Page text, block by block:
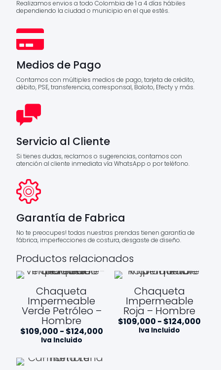
Realizamos envios a todo Colombia de 1 a 4 días hábiles
dependiendo la ciudad o municipio en el que estés.
Medios de Pago
Contamos con múltiples medios de pago, tarjeta de crédito,
débito, PSE, transferencia, corresponsal, Baloto, Efecty y más.
Servicio al Cliente
Si tienes dudas, reclamos o sugerencias, contamos con
atención al cliente inmediata vía WhatsApp o por teléfono.
Garantía de Fabrica
No te preocupes! todas nuestras prendas tienen garantía de
fábrica, imperfecciones de costura, desgaste de diseño.
Productos relacionados
Chaqueta
Impermeable
Verde Petróleo –
Hombre
$109,000 - $124,000Rango
Iva Incluido
Chaqueta
Impermeable
Roja – Hombre
$109,000 - $124,000
Iva Incluido